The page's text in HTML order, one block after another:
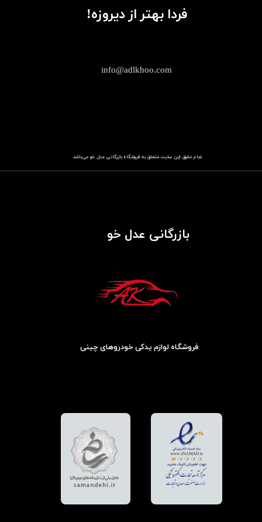
تمام حقوق این سایت متعلق به فروشگاهباز​​​​​​​رگانی عدل خو می‌باشد.
info@adlkhoo.com
بازرگانی عدل خو
فردا بهتر از دیروزه!
فروشگاه لوازم یدکی خودروهای چینی